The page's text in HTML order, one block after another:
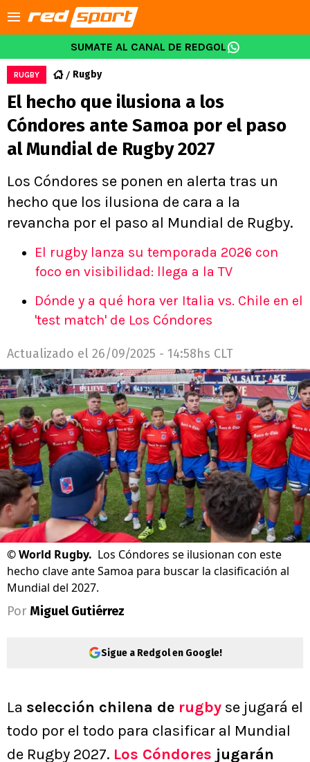
SUMATE AL CANAL DE REDGOL
RUGBY Rugby
El hecho que ilusiona a los
Cóndores ante Samoa por el paso
al Mundial de Rugby 2027
Los Cóndores se ponen en alerta tras un
hecho que los ilusiona de cara a la
revancha por el paso al Mundial de Rugby.
El rugby lanza su temporada 2026 con
foco en visibilidad: llega a la TV
Dónde y a qué hora ver Italia vs. Chile en el
'test match' de Los Cóndores
Actualizado el 26/09/2025 - 14:58hs CLT
©World Rugby. Los Cóndores se ilusionan con este
hecho clave ante Samoa para buscar la clasificación al
Mundial del 2027.
Por Miguel Gutiérrez
Sigue a Redgol en Google!
La selección chilena de rugby se jugará el
todo por el todo para clasificar al Mundial
de Rugby 2027. Los Cóndores jugarán